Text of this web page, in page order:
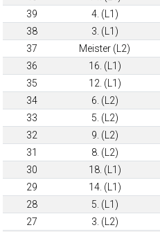
39
4. (L1)
38
3. (L1)
37
Meister (L2)
36
16. (L1)
35
12. (L1)
34
6. (L2)
33
5. (L2)
32
9. (L2)
31
8. (L2)
30
18. (L1)
29
14. (L1)
28
5. (L1)
27
3. (L2)